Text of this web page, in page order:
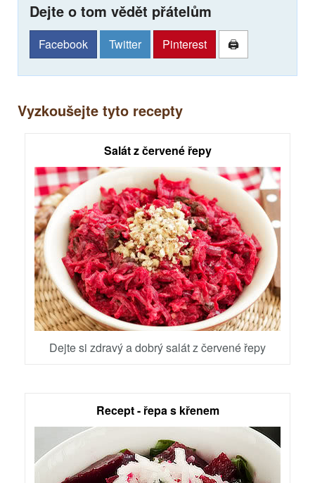
Dejte o tom vědět přátelům
Facebook Twitter Pinterest 🖨
Vyzkoušejte tyto recepty
Salát z červené řepy
Dejte si zdravý a dobrý salát z červené řepy
Recept - řepa s křenem